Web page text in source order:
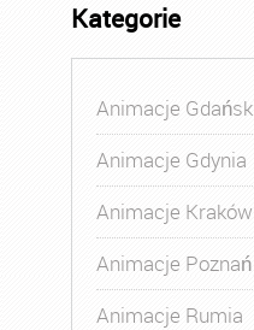
Kategorie
Animacje Gdańsk
Animacje Gdynia
Animacje Kraków
Animacje Poznań
Animacje Rumia